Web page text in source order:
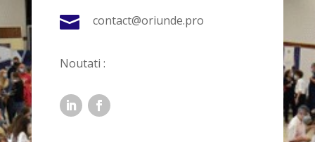
 contact@oriunde.pro
Noutati :